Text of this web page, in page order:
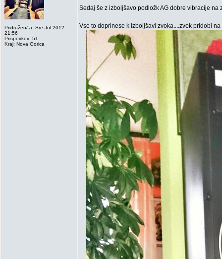
Pridružen/-a: Sre Jul 2012
21:56
Prispevkov: 51
Kraj: Nova Gorica
Sedaj še z izboljšavo podložk AG dobre vibracije na
Vse to doprinese k izboljšavi zvoka....zvok pridobi